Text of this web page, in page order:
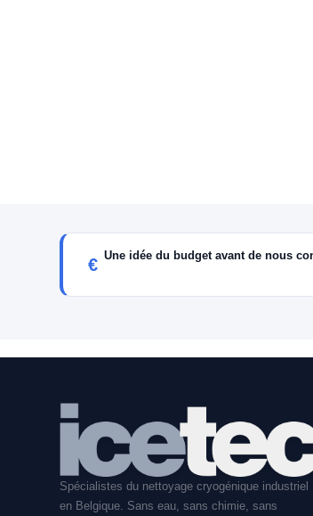
€ Une idée du budget avant de nous
Spécialistes du nettoyage cryogénique industriel
en Belgique. Sans eau, sans chimie, sans